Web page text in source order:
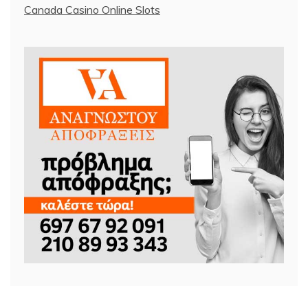
Canada Casino Online Slots